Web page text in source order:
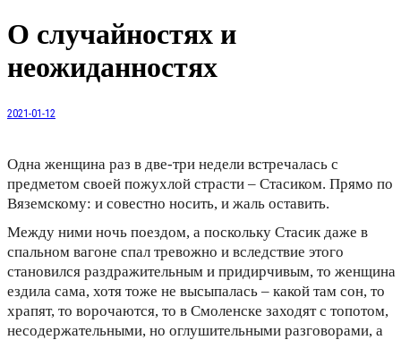
О случайностях и
неожиданностях
2021-01-12
Одна женщина раз в две-три недели встречалась с
предметом своей пожухлой страсти – Стасиком. Прямо по
Вяземскому: и совестно носить, и жаль оставить.
Между ними ночь поездом, а поскольку Стасик даже в
спальном вагоне спал тревожно и вследствие этого
становился раздражительным и придирчивым, то женщина
ездила сама, хотя тоже не высыпалась – какой там сон, то
храпят, то ворочаются, то в Смоленске заходят с топотом,
несодержательными, но оглушительными разговорами, а